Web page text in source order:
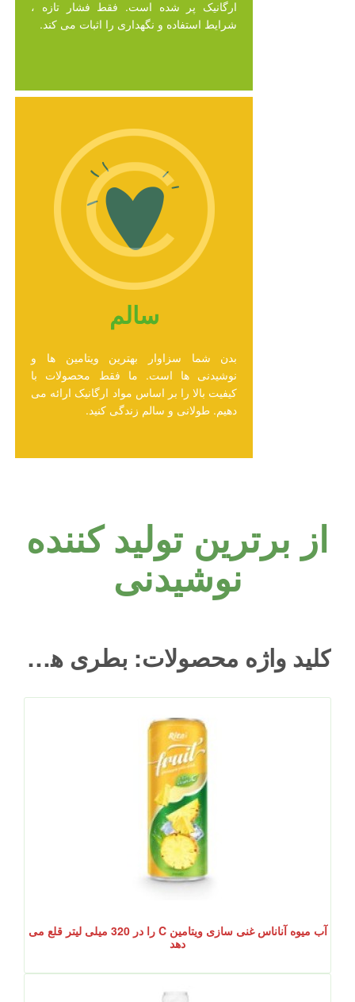
ارگانیک پر شده است. فقط فشار تازه ،
شرایط استفاده و نگهداری را اثبات می کند.
سالم
بدن شما سزاوار بهترین ویتامین ها و
نوشیدنی ها است. ما فقط محصولات با
کیفیت بالا را بر اساس مواد ارگانیک ارائه می
دهیم. طولانی و سالم زندگی کنید.
از برترین تولید کننده
نوشیدنی
کلید واژه محصولات: بطری های شیر شیشه ای
آب میوه آناناس غنی سازی ویتامین C را در 320 میلی لیتر قلع می
دهد